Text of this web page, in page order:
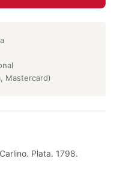
Mastercard)
Plata. 1798.